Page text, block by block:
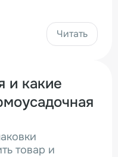
Читать
и какие
товар и